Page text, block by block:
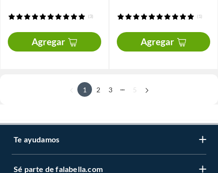
(3)
Agregar
(1)
Agregar
1 2 3 5
Te ayudamos
Sé parte de falabella.com